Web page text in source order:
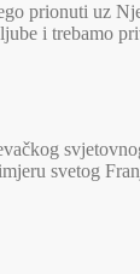
prionuti uz
i trebamo
svetog